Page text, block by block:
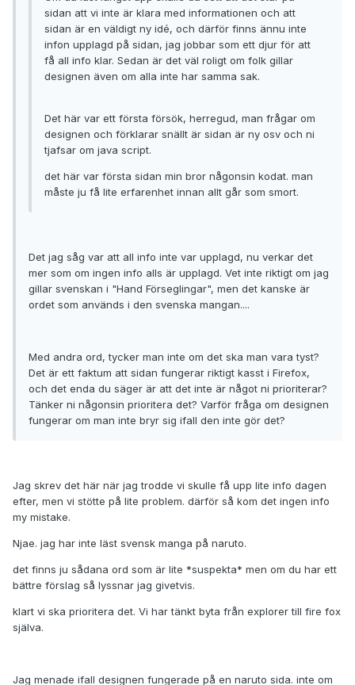
sidan att vi inte är klara med informationen och att
sidan är en väldigt ny idé, och därför finns ännu inte
infon upplagd på sidan, jag jobbar som ett djur för att
få all info klar. Sedan är det väl roligt om folk gillar
designen även om alla inte har samma sak.
Det här var ett första försök, herregud, man frågar om
designen och förklarar snällt är sidan är ny osv och ni
tjafsar om java script.
det här var första sidan min bror någonsin kodat. man
måste ju få lite erfarenhet innan allt går som smort.
Det jag såg var att all info inte var upplagd, nu verkar det
mer som om ingen info alls är upplagd. Vet inte riktigt om jag
gillar svenskan i "Hand Förseglingar", men det kanske är
ordet som används i den svenska mangan....
Med andra ord, tycker man inte om det ska man vara tyst?
Det är ett faktum att sidan fungerar riktigt kasst i Firefox,
och det enda du säger är att det inte är något ni prioriterar?
Tänker ni någonsin prioritera det? Varför fråga om designen
fungerar om man inte bryr sig ifall den inte gör det?
Jag skrev det här när jag trodde vi skulle få upp lite info dagen
efter, men vi stötte på lite problem. därför så kom det ingen info
my mistake.
Njae. jag har inte läst svensk manga på naruto.
det finns ju sådana ord som är lite *suspekta* men om du har ett
bättre förslag så lyssnar jag givetvis.
klart vi ska prioritera det. Vi har tänkt byta från explorer till fire fox
själva.
Jag menade ifall designen fungerade på en naruto sida. inte om